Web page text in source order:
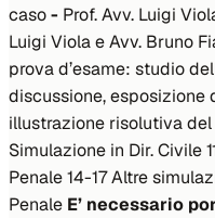
caso- Prof. Avv. Luigi
Luigi Viola e Avv. Bruno
prova d’esame: studio
discussione, esposizione
illustrazione risolutiva
Simulazione in Dir. Civile
Penale 14-17 Altre
Penale E’ necessario